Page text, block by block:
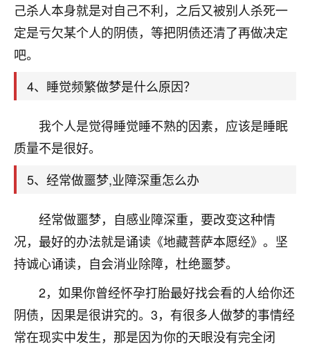
己杀人本身就是对自己不利，之后又被别人杀死一
定是亏欠某个人的阴债，等把阴债还清了再做决定
吧。
4、睡觉频繁做梦是什么原因？
我个人是觉得睡觉睡不熟的因素，应该是睡眠
质量不是很好。
5、经常做噩梦,业障深重怎么办
经常做噩梦，自感业障深重，要改变这种情
况，最好的办法就是诵读《地藏菩萨本愿经》。坚
持诚心诵读，自会消业除障，杜绝噩梦。
2，如果你曾经怀孕打胎最好找会看的人给你还
阴债，因果是很讲究的。3，有很多人做梦的事情经
常在现实中发生，那是因为你的天眼没有完全闭
我女儿高二叛逆，大半年不上学，一说她就要死要活
的，把我们两口子愁的不行，朋友给我推荐的慧来老
师，一开始我是病急乱投医，这半年来，法事一个个
康康的我就很知足了！
鹿森 ：可怜天下父母心啊！
3小时前 来自河北
付深
三个，找老师的时候是抱着侥幸心理，没想到老师看
着我晋升有望，我半信半疑的按照老师建议，做了化
太岁还有一个发钱粮，本来年前的人事调整，拖到年
后，我以为都没戏了，结果开年一上班，开会提拔升
职第一个就是我，职务无所谓，主要是底薪加了
3000，非常开心，无论如何，感恩感谢！🙏🏻
鹿森：恭喜升职加薪！！，请客吗？�